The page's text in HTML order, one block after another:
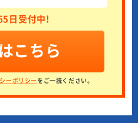
日受付中!
こちら
ーポリシー をご一読ください。